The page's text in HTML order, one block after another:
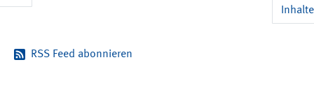
Inhalte
RSS Feed abonnieren